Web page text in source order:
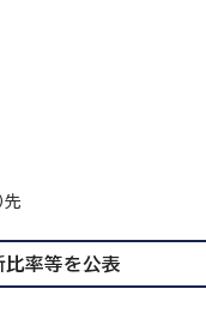
先
率等を公表